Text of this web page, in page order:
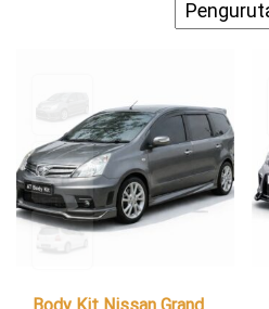
Body Kit Nissan Grand